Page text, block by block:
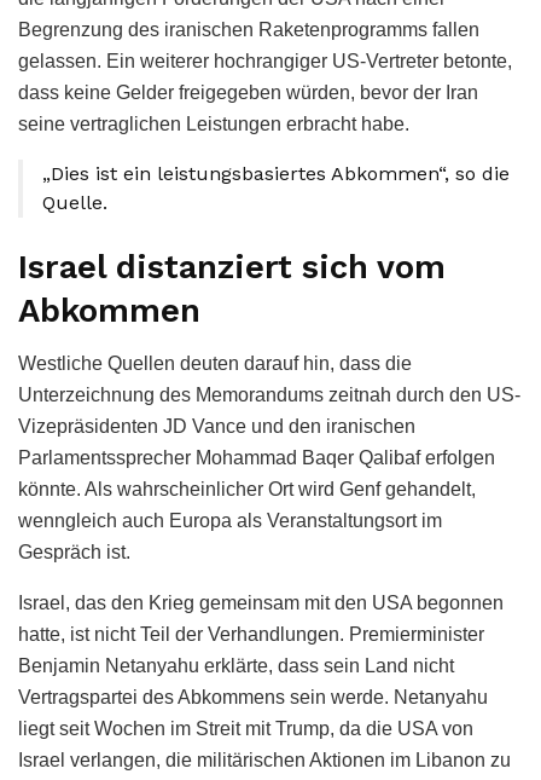
Begrenzung des iranischen Raketenprogramms fallen
gelassen. Ein weiterer hochrangiger US-Vertreter betonte,
dass keine Gelder freigegeben würden, bevor der Iran
seine vertraglichen Leistungen erbracht habe.
„Dies ist ein leistungsbasiertes Abkommen“, so die
Quelle.
Israel distanziert sich vom
Abkommen
Westliche Quellen deuten darauf hin, dass die
Unterzeichnung des Memorandums zeitnah durch den US-
Vizepräsidenten JD Vance und den iranischen
Parlamentssprecher Mohammad Baqer Qalibaf erfolgen
könnte. Als wahrscheinlicher Ort wird Genf gehandelt,
wenngleich auch Europa als Veranstaltungsort im
Gespräch ist.
Israel, das den Krieg gemeinsam mit den USA begonnen
hatte, ist nicht Teil der Verhandlungen. Premierminister
Benjamin Netanyahu erklärte, dass sein Land nicht
Vertragspartei des Abkommens sein werde. Netanyahu
liegt seit Wochen im Streit mit Trump, da die USA von
Israel verlangen, die militärischen Aktionen im Libanon zu